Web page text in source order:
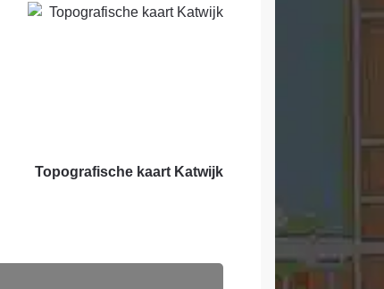
Topografische kaart Katwijk